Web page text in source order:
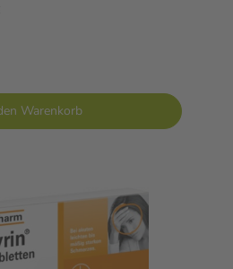
Warenkorb